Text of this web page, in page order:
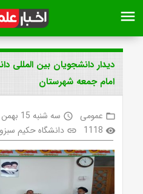
menu
دیدار دانشجویان بین المللی
امام جمعه شهرستان
folder_open عمومی access_time سه شنبه 15 بهمن 1398 ساعت 16:46
visibility
1118
link دانشگاه حکیم